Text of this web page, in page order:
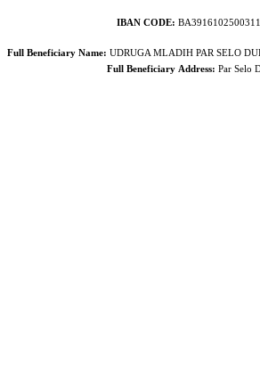
IBAN CODE:
Full Beneficiary Name: UDRUGA MLADIH PAR SELO
Full BeneficiaryAddress: Par Selo